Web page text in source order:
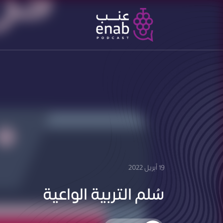
19 أبريل 2022
سُلم التربية الواعية